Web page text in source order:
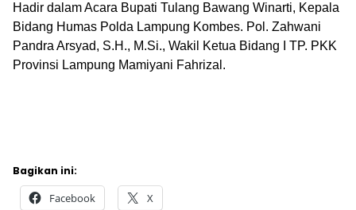
Hadir dalam Acara Bupati Tulang Bawang Winarti, Kepala
Bidang Humas Polda Lampung Kombes. Pol. Zahwani
Pandra Arsyad, S.H., M.Si., Wakil Ketua Bidang I TP. PKK
Provinsi Lampung Mamiyani Fahrizal.
Bagikan ini:
Facebook X